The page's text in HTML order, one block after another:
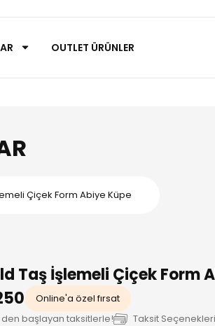
OUTLET ÜRÜNLER
Çiçek Form Abiye Küpe
Taş İşlemeli Çiçek Form
Online'a özel fırsat
den başlayan taksitlerle!
Taksit Seçenekleri